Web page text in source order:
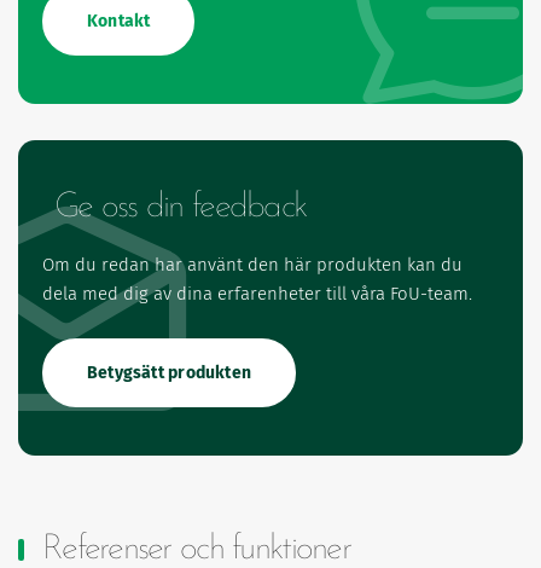
Kontakt
Ge oss din feedback
Om du redan har använt den här produkten kan du
dela med dig av dina erfarenheter till våra FoU-team.
Betygsätt produkten
Referenser och funktioner